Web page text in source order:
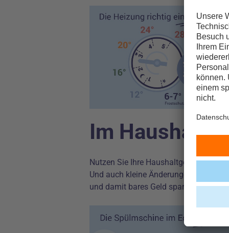
Im Haushalt
Nutzen Sie Ihre Haushaltgeräte wie
Und auch kleine Änderungen, wie das
und damit bares Geld sparen!